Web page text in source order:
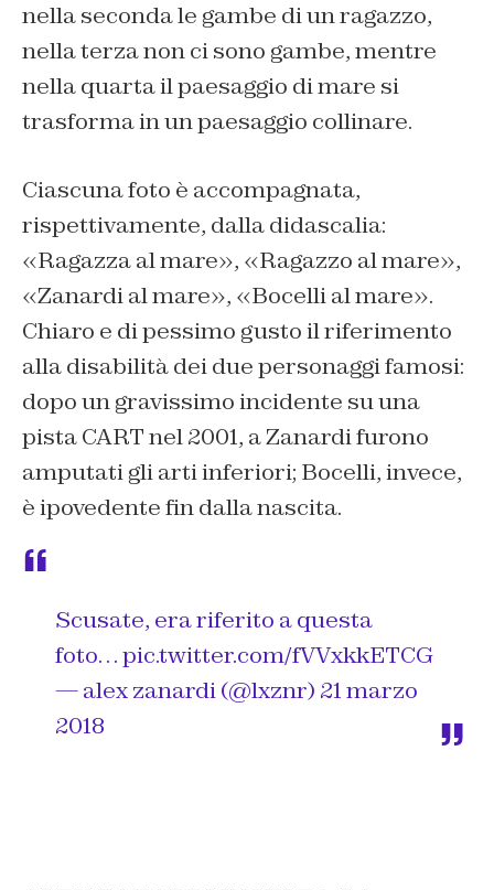
nella seconda le gambe di un ragazzo,
nella terza non ci sono gambe, mentre
nella quarta il paesaggio di mare si
trasforma in un paesaggio collinare.
Ciascuna foto è accompagnata,
rispettivamente, dalla didascalia:
«Ragazza al mare», «Ragazzo al mare»,
«Zanardi al mare», «Bocelli al mare».
Chiaro e di pessimo gusto il riferimento
alla disabilità dei due personaggi famosi:
dopo un gravissimo incidente su una
pista CART nel 2001, a Zanardi furono
amputati gli arti inferiori; Bocelli, invece,
è ipovedente fin dalla nascita.
Scusate, era riferito a questa
foto…pic.twitter.com/fVVxkkETCG
— alex zanardi (@lxznr) 21 marzo
2018